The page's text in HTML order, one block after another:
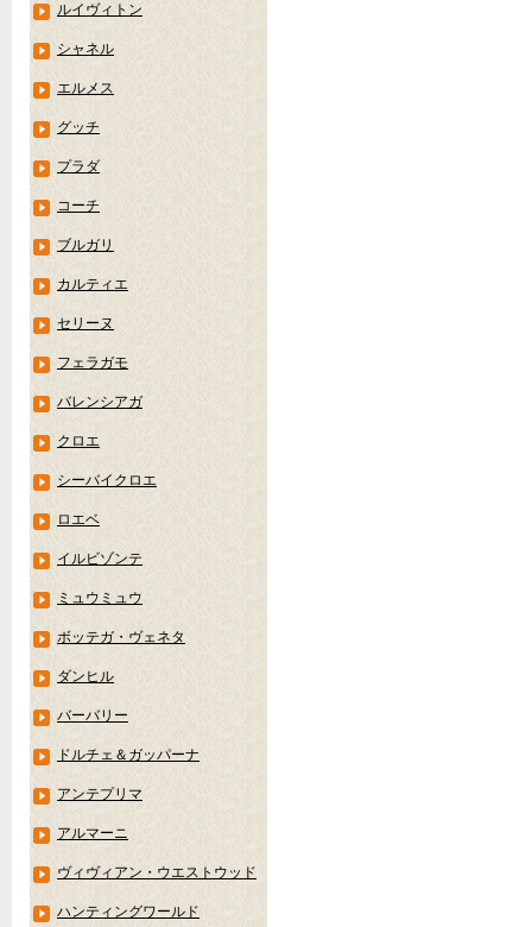
ルイヴィトン
シャネル
エルメス
グッチ
プラダ
コーチ
ブルガリ
カルティエ
セリーヌ
フェラガモ
バレンシアガ
クロエ
シーバイクロエ
ロエベ
イルビゾンテ
ミュウミュウ
ボッテガ・ヴェネタ
ダンヒル
バーバリー
ドルチェ＆ガッパーナ
アンテプリマ
アルマーニ
ヴィヴィアン・ウエストウッド
ハンティングワールド